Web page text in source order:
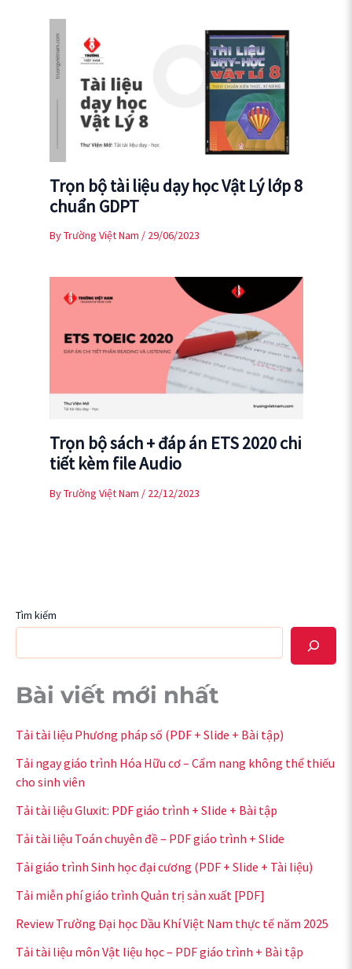
Trọn bộ tài liệu dạy học Vật Lý lớp 8
chuẩn GDPT
ByTrường Việt Nam / 29/06/2023
Trọn bộ sách + đáp án ETS 2020 chi
tiết kèm file Audio
ByTrường Việt Nam / 22/12/2023
Tìm kiếm
Bài viết mới nhất
Tải tài liệu Phương pháp số (PDF + Slide + Bài tập)
Tải ngay giáo trình Hóa Hữu cơ – Cẩm nang không thể thiếu
cho sinh viên
Tải tài liệu Gluxit: PDF giáo trình + Slide + Bài tập
Tải tài liệu Toán chuyên đề – PDF giáo trình + Slide
Tải giáo trình Sinh học đại cương (PDF + Slide + Tài liệu)
Tải miễn phí giáo trình Quản trị sản xuất [PDF]
Review Trường Đại học Dầu Khí Việt Nam thực tế năm 2025
Tải tài liệu môn Vật liệu học – PDF giáo trình + Bài tập